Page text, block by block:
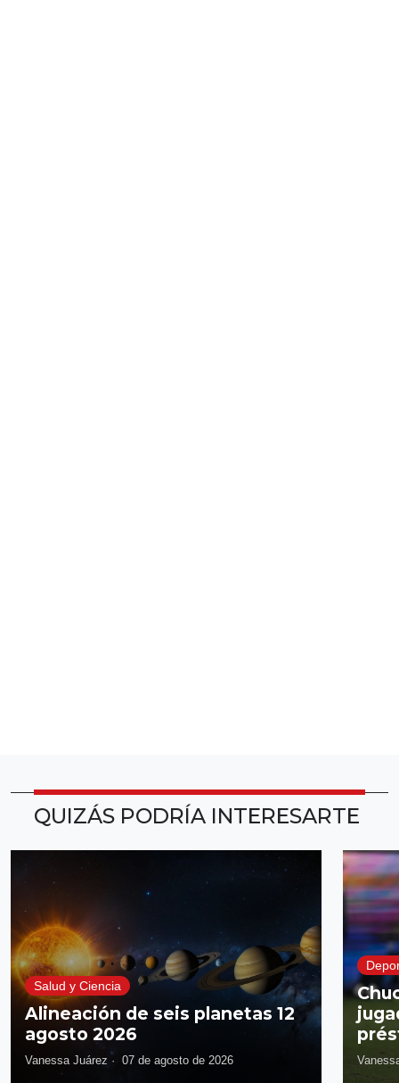
QUIZÁS PODRÍA INTERESARTE
Salud y Ciencia
Alineación de seis planetas 12
agosto 2026
Vanessa Juárez · 07 de agosto de 2026